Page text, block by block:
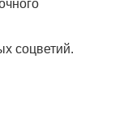
соцветий.